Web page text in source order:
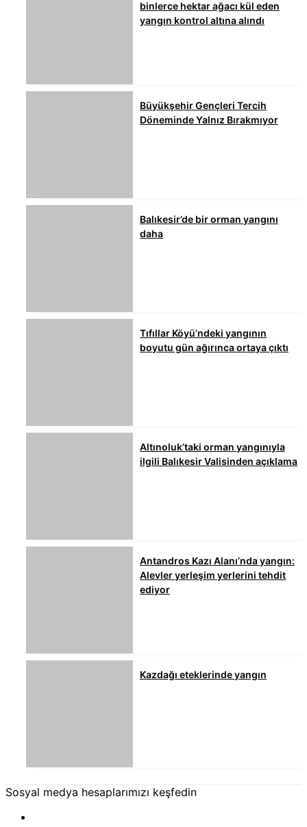
binlerce hektar ağacı kül eden
yangın kontrol altına alındı
Büyükşehir Gençleri Tercih
Döneminde Yalnız Bırakmıyor
Balıkesir’de bir orman yangını
daha
Tıfıllar Köyü’ndeki yangının
boyutu gün ağırınca ortaya çıktı
Altınoluk’taki orman yangınıyla
ilgili Balıkesir Valisinden açıklama
Antandros Kazı Alanı’nda yangın:
Alevler yerleşim yerlerini tehdit
ediyor
Kazdağı eteklerinde yangın
Sosyal medya hesaplarımızı keşfedin